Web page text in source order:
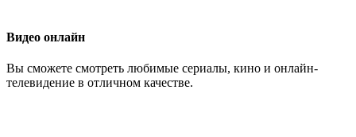
Видео онлайн
Вы сможете смотреть любимые сериалы, кино и онлайн-
телевидение в отличном качестве.